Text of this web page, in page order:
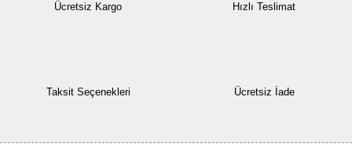
Ücretsiz Kargo Hızlı Teslimat
Taksit Seçenekleri Ücretsiz İade